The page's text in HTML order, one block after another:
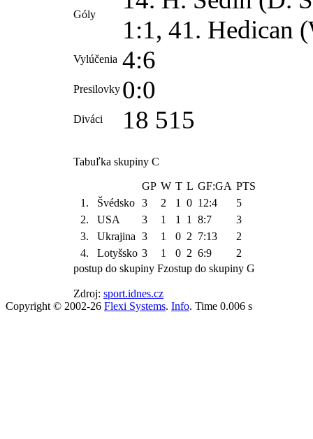
Góly
1:1, 41. Hedican
Vylúčenia 4:6
Presilovky 0:0
Diváci 18 515
Tabuľka skupiny C
GP W T L GF:GA PTS
1.
Švédsko 3 2 1 0 12:4
5
2.
USA 3 1 1 1 8:7
3
3.
Ukrajina 3 1 0 2 7:13
2
4.
Lotyšsko 3 1 0 2 6:9
2
postup do skupiny Fzostup do skupiny G
Zdroj: sport.idnes.cz
Copyright © 2002-26 Flexi Systems. Info. Time 0.006 s